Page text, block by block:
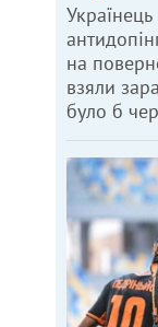
на
взяли
було б